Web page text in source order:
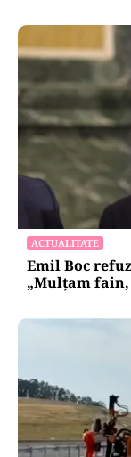
ACTUALITATE
Emil Boc
„Mulțam